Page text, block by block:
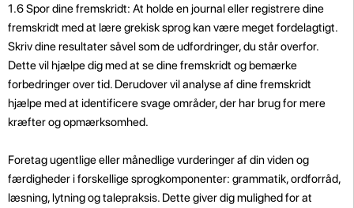
1.6 Spor dine fremskridt: At holde en journal eller registrere dine
fremskridt med at lære grekisk sprog kan være meget fordelagtigt.
Skriv dine resultater såvel som de udfordringer, du står overfor.
Dette vil hjælpe dig med at se dine fremskridt og bemærke
forbedringer over tid. Derudover vil analyse af dine fremskridt
hjælpe med at identificere svage områder, der har brug for mere
kræfter og opmærksomhed.
Foretag ugentlige eller månedlige vurderinger af din viden og
færdigheder i forskellige sprogkomponenter: grammatik, ordforråd,
læsning, lytning og talepraksis. Dette giver dig mulighed for at